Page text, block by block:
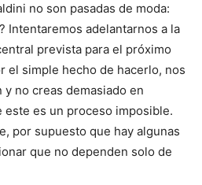
no son pasadas de moda:
Intentaremos adelantarnos a la
prevista para el próximo
el simple hecho de hacerlo, nos
no creas demasiado en
este es un proceso imposible.
por supuesto que hay algunas
que no dependen solo de